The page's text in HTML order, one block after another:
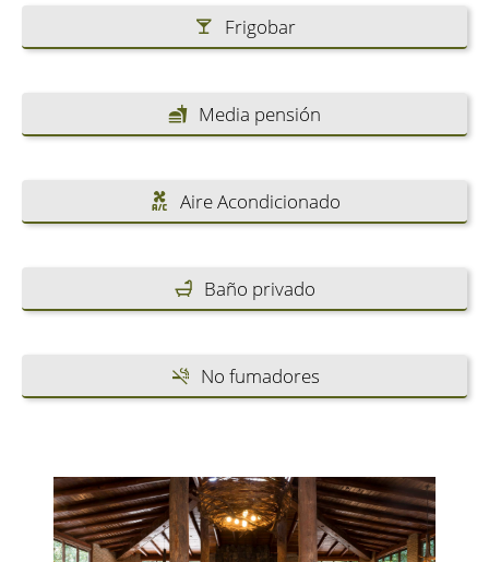
Frigobar
Media pensión
Aire Acondicionado
Baño privado
No fumadores